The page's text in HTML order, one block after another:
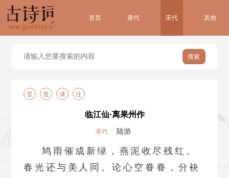
首页 唐代 宋代 其他
搜索
音 赏 译 注
临江仙·离果州作
宋代 陆游
鸠雨催成新绿，燕泥收尽残红。
春光还与美人同。论心空眷眷，分袂